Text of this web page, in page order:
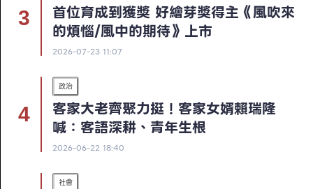
首位育成到獲獎 好繪芽獎得主《風吹來
的煩惱/風中的期待》上市
2026-07-23 11:07
政治
客家大老齊聚力挺！客家女婿賴瑞隆
喊：客語深耕、青年生根
2026-06-22 18:40
社會